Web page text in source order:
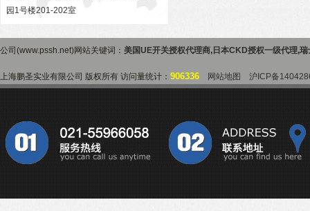
园1号楼201-202室
公司(www.pssh.net)网站关键词： 美国UE开关授权代理商, 日本CKD授权一级代理,瑞
上海鹏圣实业有限公司 版权所有 访问量统计： 906336 网站地图 沪ICP备